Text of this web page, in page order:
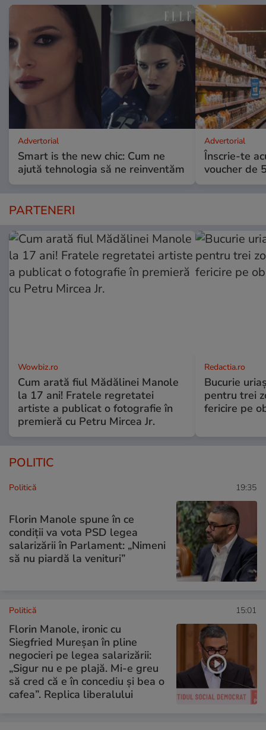
Advertorial
Smart is the new chic: Cum ne
ajută tehnologia să ne reinventăm
Advertorial
Înscrie-te
voucher de
PARTENERI
Wowbiz.ro
Cum arată fiul Mădălinei Manole
la 17 ani! Fratele regretatei
artiste a publicat o fotografie în
premieră cu Petru Mircea Jr.
Redactia.ro
Bucurie
pentru trei
fericire pe
POLITIC
Politică 19:35
Florin Manole spune în ce
condiții va vota PSD legea
salarizării în Parlament: „Nimeni
să nu piardă la venituri”
Politică 15:01
Florin Manole, ironic cu
Siegfried Mureșan în pline
negocieri pe legea salarizării:
„Sigur nu e pe plajă. Mi-e greu
să cred că e în concediu și bea o
cafea”. Replica liberalului